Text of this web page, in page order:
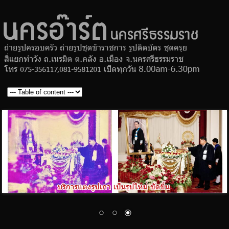
Skip to
main
content
นคร
อ๊าร์ต
ร้านถ่ายรูป
ครอบครัว
ถ่ายรูป
ข้าราชการ
ถ่ายรูปติด
บัตร สมัคร
งาน ชุด
ครุย
MAIN MENU